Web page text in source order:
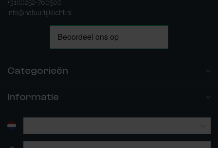
+31(0)252-760500
info@natuurlijklicht.nl
Categorieën
Informatie